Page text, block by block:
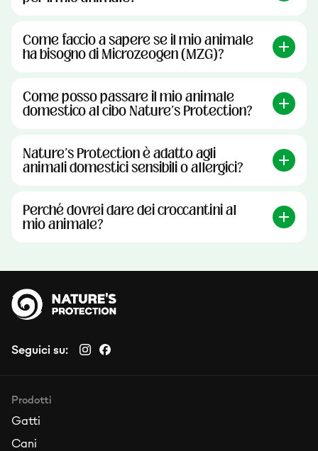
Come faccio a sapere se il mio animale
ha bisogno di Microzeogen (MZG)?
Come posso passare il mio animale
domestico al cibo Nature's Protection?
Nature's Protection è adatto agli
animali domestici sensibili o allergici?
Perché dovrei dare dei croccantini al
mio animale?
Seguici su:
Prodotti
Gatti
Cani